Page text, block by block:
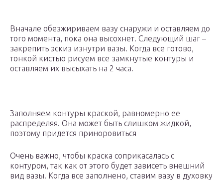
Вначале обезжириваем вазу снаружи и оставляем до
того момента, пока она высохнет. Следующий шаг –
закрепить эскиз изнутри вазы. Когда все готово,
тонкой кистью рисуем все замкнутые контуры и
оставляем их высыхать на 2 часа.
Заполняем контуры краской, равномерно ее
распределяя. Она может быть слишком жидкой,
поэтому придется приноровиться
Очень важно, чтобы краска соприкасалась с
контуром, так как от этого будет зависеть внешний
вид вазы. Когда все заполнено, ставим вазу в духовку